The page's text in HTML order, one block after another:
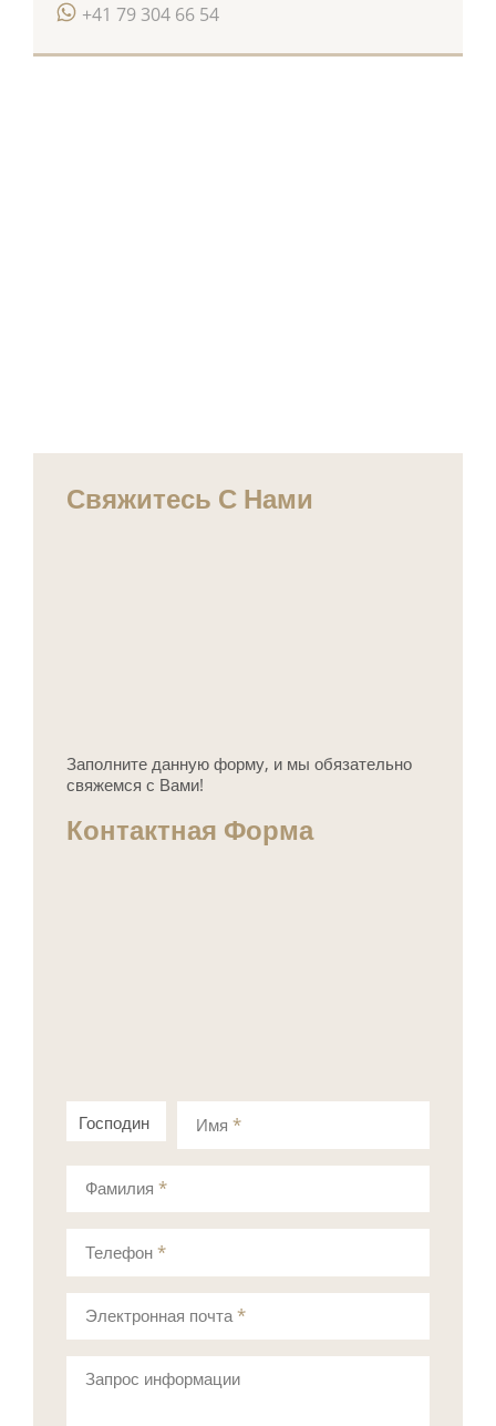
+41 79 304 66 54
Свяжитесь С Нами
Заполните данную форму, и мы обязательно
свяжемся с Вами!
Контактная Форма
Господин Госпожа
Имя *
Телефон *
Запрос информации
Фамилия *
Электронная почта*